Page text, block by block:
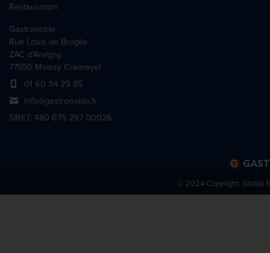
Restauration
Gastronoble
Rue Louis de Broglie
ZAC d'Arvigny
77550 Moissy Cramayel
01 60 34 29 85
info@gastronoble.fr
SIRET: 480 675 297 00026
© 2024 Copyright: Global